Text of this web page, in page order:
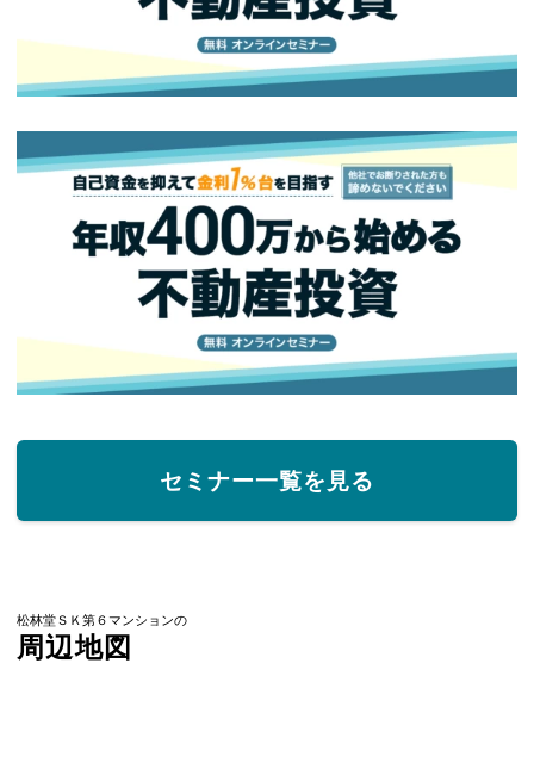
セミナー一覧を見る
松林堂ＳＫ第６マンションの
周辺地図